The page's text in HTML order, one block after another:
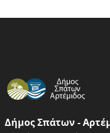
Δήμος Σπάτων -